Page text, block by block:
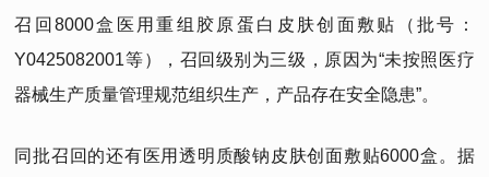
召回8000盒医用重组胶原蛋白皮肤创面敷贴（批号：
Y0425082001等），召回级别为三级，原因为“未按照医疗
器械生产质量管理规范组织生产，产品存在安全隐患”。
同批召回的还有医用透明质酸钠皮肤创面敷贴6000盒。据